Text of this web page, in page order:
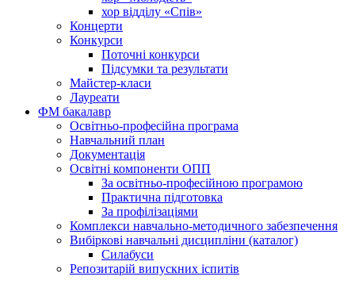
хор відділу «Спів»
Концерти
Конкурси
Поточні конкурси
Підсумки та результати
Майстер-класи
Лауреати
ФМ бакалавр
Освітньо-професійна програма
Навчальний план
Документація
Освітні компоненти ОПП
За освітньо-професійною програмою
Практична підготовка
За профілізаціями
Комплекси навчально-методичного забезпечення
Вибіркові навчальні дисципліни (каталог)
Силабуси
Репозитарій випускних іспитів